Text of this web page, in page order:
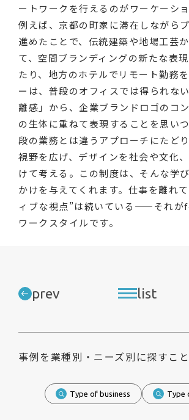
ートワークを行えるのがワーケーショ
例えば、京都の町家に滞在しながら
進めたことで、伝統建築や地場工芸
て、空間ブランディングの新たな表
たり、地方のホテルでリモート勤務
ーは、普段のオフィスでは得られな
離感」から、企業ブランドロゴのコ
の生体に重ねて表現することを思い
段の業務とは違うアプローチにたどり
視野を広げ、デザインを社会や文化
けて考える。この制度は、そんな学
かけを与えてくれます。仕事を離れ
ィブな視点”は続いている——それ
ワークスタイルです。
prev list
事例を業種別・ニーズ別に探すこ
Type of business Type